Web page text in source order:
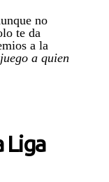
no
te da
a la
a quien
Liga